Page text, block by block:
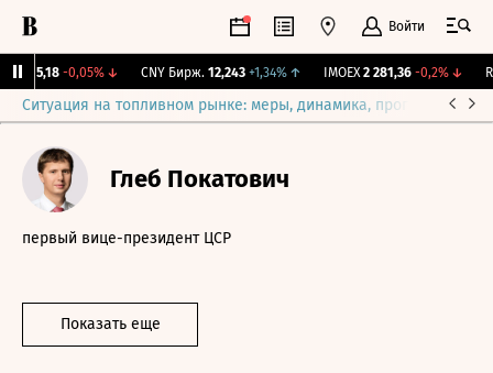
Войти
115,18 -0,05%↓ CNY Бирж. 12,243 +1,34%↑ IMOEX 2 281,36 -0,2%↓
Ситуация на топливном рынке: меры, динамика, прогнозы
Глеб Покатович
первый вице-президент ЦСР
Показать еще